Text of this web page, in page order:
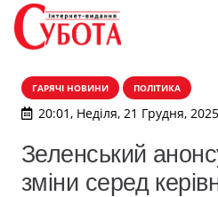
ГАРЯЧІ НОВИНИ ПОЛІТИКА
20:01, Неділя, 21 Грудня, 2025
Зеленський
зміни серед